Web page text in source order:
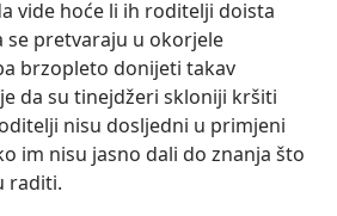
vide hoće li ih roditelji doista
se pretvaraju u okorjele
brzopleto donijeti takav
da su tinejdžeri skloniji kršiti
nisu dosljedni u primjeni
im nisu jasno dali do znanja što
raditi.